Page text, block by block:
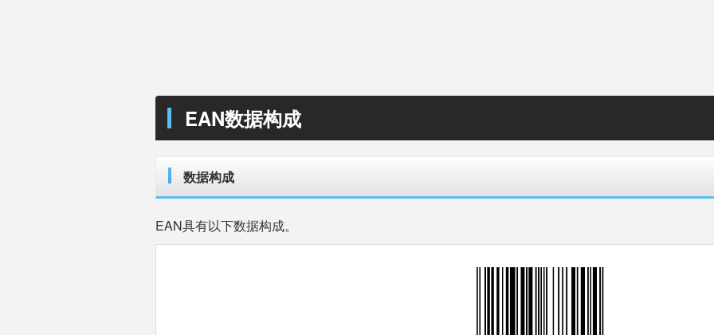
EAN数据构成
数据构成
EAN具有以下数据构成。